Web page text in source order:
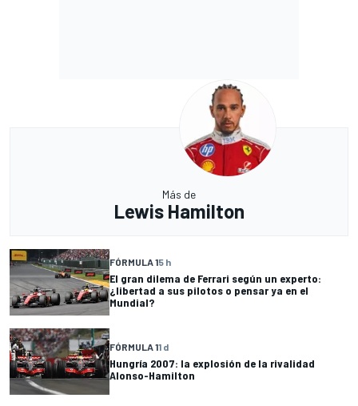
Más de
Lewis Hamilton
FÓRMULA 15 h
El gran dilema de Ferrari según un experto:
¿libertad a sus pilotos o pensar ya en el
Mundial?
FÓRMULA 11 d
Hungría 2007: la explosión de la rivalidad
Alonso-Hamilton